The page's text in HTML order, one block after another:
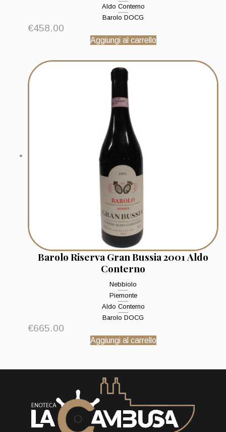
Aldo Conterno
Barolo DOCG
€458.00
Aggiungi al carrello
Barolo Riserva Gran Bussia 2001 Aldo
Conterno
Nebbiolo
Piemonte
Aldo Conterno
Barolo DOCG
€665.00
Aggiungi al carrello